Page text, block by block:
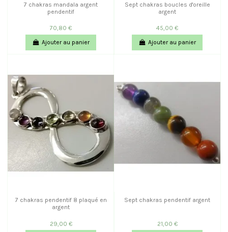
7 chakras mandala argent
pendentif
70,80 €
Ajouter au panier
Sept chakras boucles d'oreille
argent
45,00 €
Ajouter au panier
7 chakras pendentif 8 plaqué en
argent
29,00 €
Sept chakras pendentif argent
21,00 €